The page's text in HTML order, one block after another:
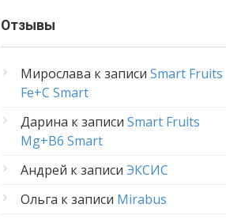
Отзывы
Мирослава к записи Smart Fruits
Fe+C Smart
Дарина к записи Smart Fruits
Mg+B6 Smart
Андрей к записи ЭКСИС
Ольга к записи Mirabus